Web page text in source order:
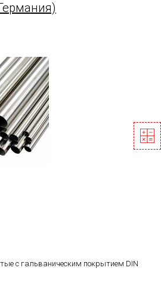
с гальваническим покрытием DIN